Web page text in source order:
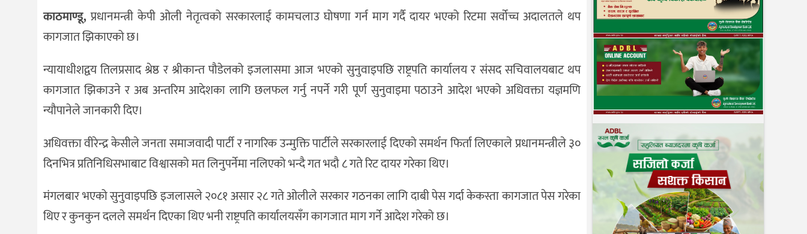
राजनीति
काठमाण्डू, प्रधानमन्त्री केपी ओली नेतृत्वको सरकारलाई कामचलाउ घोषणा गर्न माग गर्दै दायर भएको रिटमा सर्वोच्च अदालतले थप
कागजात झिकाएको छ।
न्यायाधीशद्वय तिलप्रसाद श्रेष्ठ र श्रीकान्त पौडेलको इजलासमा आज भएको सुनुवाइपछि राष्ट्रपति कार्यालय र संसद सचिवालयबाट थप
कागजात झिकाउने र अब अन्तरिम आदेशका लागि छलफल गर्नु नपर्ने गरी पूर्ण सुनुवाइमा पठाउने आदेश भएको अधिवक्ता यज्ञमणि
न्यौपानेले जानकारी दिए।
अधिवक्ता वीरेन्द्र केसीले जनता समाजवादी पार्टी र नागरिक उन्मुक्ति पार्टीले सरकारलाई दिएको समर्थन फिर्ता लिएकाले प्रधानमन्त्रीले ३०
दिनभित्र प्रतिनिधिसभाबाट विश्वासको मत लिनुपर्नेमा नलिएको भन्दै गत भदौ ८ गते रिट दायर गरेका थिए।
मंगलबार भएको सुनुवाइपछि इजलासले २०८१ असार २८ गते ओलीले सरकार गठनका लागि दाबी पेस गर्दा केकस्ता कागजात पेस गरेका
थिए र कुनकुन दलले समर्थन दिएका थिए भनी राष्ट्रपति कार्यालयसँग कागजात माग गर्ने आदेश गरेको छ।